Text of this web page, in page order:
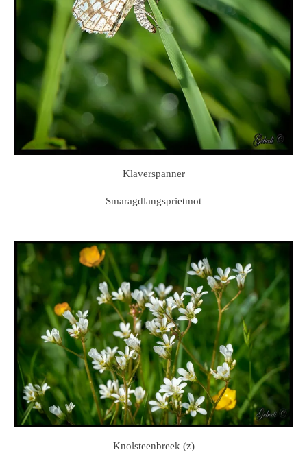
Klaverspanner
Smaragdlangsprietmot
Knolsteenbreek (z)